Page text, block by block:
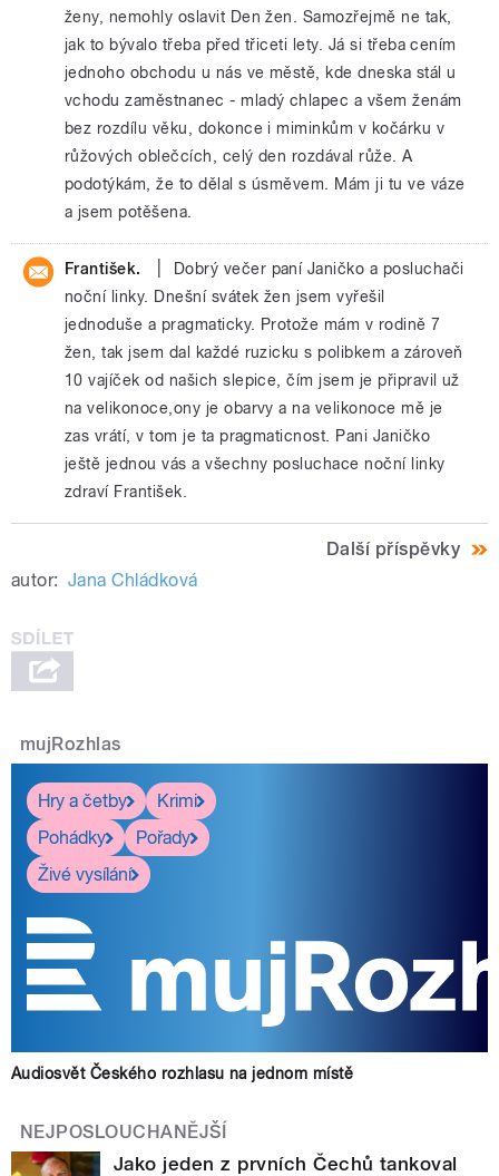
ženy, nemohly oslavit Den žen. Samozřejmě ne tak,
jak to bývalo třeba před třiceti lety. Já si třeba cením
jednoho obchodu u nás ve městě, kde dneska stál u
vchodu zaměstnanec - mladý chlapec a všem ženám
bez rozdílu věku, dokonce i miminkům v kočárku v
růžových oblečcích, celý den rozdával růže. A
podotýkám, že to dělal s úsměvem. Mám ji tu ve váze
a jsem potěšena.
František.
Dobrý večer paní Janičko a posluchači
noční linky. Dnešní svátek žen jsem vyřešil
jednoduše a pragmaticky. Protože mám v rodině 7
žen, tak jsem dal každé ruzicku s polibkem a zároveň
10 vajíček od našich slepice, čím jsem je připravil už
na velikonoce,ony je obarvy a na velikonoce mě je
zas vrátí, v tom je ta pragmaticnost. Pani Janičko
ještě jednou vás a všechny posluchace noční linky
zdraví František.
Další příspěvky
autor: Jana Chládková
mujRozhlas
Hry a četby
Krimi
Pohádky
Pořady
Živé vysílání
Audiosvět Českého rozhlasu na jednom místě
NEJPOSLOUCHANĚJŠÍ
Jako jeden z prvních Čechů tankoval